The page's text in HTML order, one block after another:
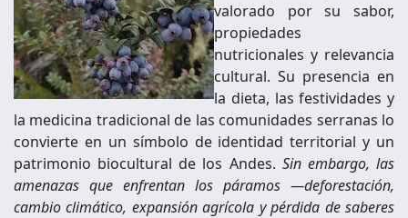
valorado por su sabor,
propiedades
nutricionales y relevancia
cultural. Su presencia en
la dieta, las festividades y
la medicina tradicional de las comunidades serranas lo
convierte en un símbolo de identidad territorial y un
patrimonio biocultural de los Andes. Sin embargo, las
amenazas que enfrentan los páramos —deforestación,
cambio climático, expansión agrícola y pérdida de saberes